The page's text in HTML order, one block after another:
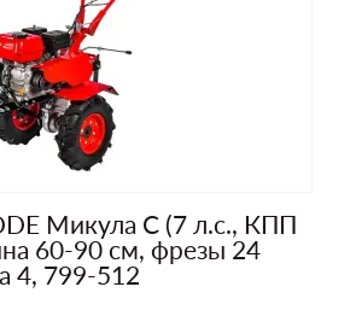
Микула С (7 л.с., КПП
60-90 см, фрезы 24
4, 799-512